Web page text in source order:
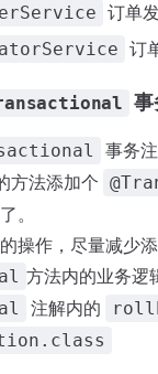
订单
订
事
事务
方法添加个
。
操作，尽量减少
方法内的业务逻
注解内的